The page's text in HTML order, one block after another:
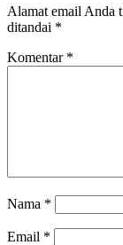
Alamat email Anda
ditandai *
Komentar *
Nama *
Email *